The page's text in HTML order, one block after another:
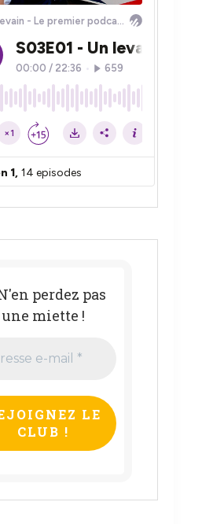
perdez pas
une miette !